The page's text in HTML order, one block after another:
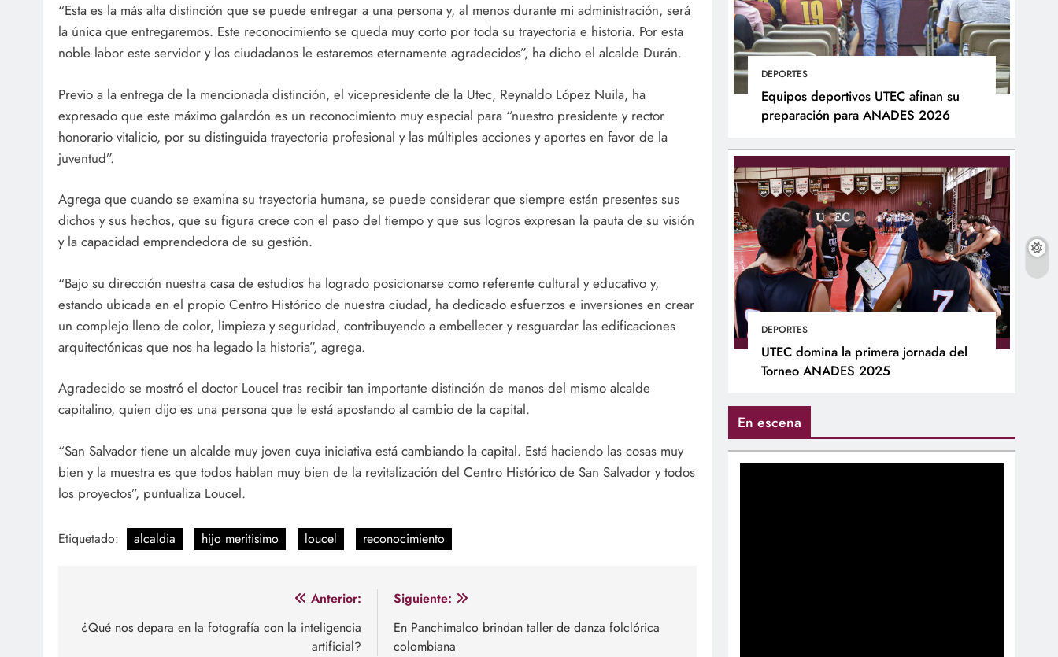
“Esta es la más alta distinción que se puede entregar a una persona y, al menos durante mi administración, será
la única que entregaremos. Este reconocimiento se queda muy corto por toda su trayectoria e historia. Por esta
noble labor este servidor y los ciudadanos le estaremos eternamente agradecidos”, ha dicho el alcalde Durán.
Previo a la entrega de la mencionada distinción, el vicepresidente de la Utec, Reynaldo López Nuila, ha
expresado que este máximo galardón es un reconocimiento muy especial para “nuestro presidente y rector
honorario vitalicio, por su distinguida trayectoria profesional y las múltiples acciones y aportes en favor de la
juventud”.
Agrega que cuando se examina su trayectoria humana, se puede considerar que siempre están presentes sus
dichos y sus hechos, que su figura crece con el paso del tiempo y que sus logros expresan la pauta de su visión
y la capacidad emprendedora de su gestión.
“Bajo su dirección nuestra casa de estudios ha logrado posicionarse como referente cultural y educativo y,
estando ubicada en el propio Centro Histórico de nuestra ciudad, ha dedicado esfuerzos e inversiones en crear
un complejo lleno de color, limpieza y seguridad, contribuyendo a embellecer y resguardar las edificaciones
arquitectónicas que nos ha legado la historia”, agrega.
Agradecido se mostró el doctor Loucel tras recibir tan importante distinción de manos del mismo alcalde
capitalino, quien dijo es una persona que le está apostando al cambio de la capital.
“San Salvador tiene un alcalde muy joven cuya iniciativa está cambiando la capital. Está haciendo las cosas muy
bien y la muestra es que todos hablan muy bien de la revitalización del Centro Histórico de San Salvador y todos
los proyectos”, puntualiza Loucel.
Etiquetado: alcaldia hijo meritisimo loucel reconocimiento
de
Anterior:
¿Qué nos depara en la fotografía con la inteligencia
artificial?
Siguiente:
En Panchimalco brindan taller de danza folclórica
colombiana
DEPORTES
Equipos deportivos UTEC afinan su
preparación para ANADES 2026
DEPORTES
UTEC domina la primera jornada del
Torneo ANADES 2025
En escena